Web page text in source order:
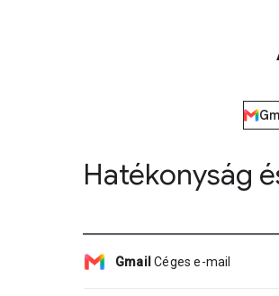
Hatékonyság
Gmail Céges e-mail